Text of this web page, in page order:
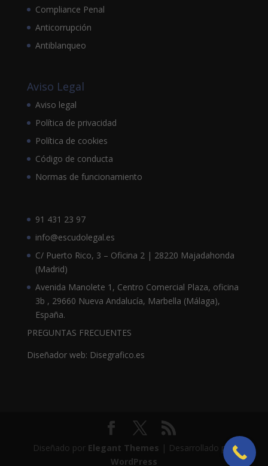
Compliance Penal
Anticorrupción
Antiblanqueo
Aviso Legal
Aviso legal
Política de privacidad
Política de cookies
Código de conducta
Normas de funcionamiento
91 431 23 97
info@escudolegal.es
C/ Puerto Rico, 3 – Oficina 2 | 28220 Majadahonda
(Madrid)
Avenida Manolete 1, Centro Comercial Plaza, oficina
3b , 29660 Nueva Andalucía, Marbella (Málaga),
España.
PREGUNTAS FRECUENTES
Diseñador web: Disegrafico.es
Diseñado por Elegant Themes | Desarrollado por
WordPress